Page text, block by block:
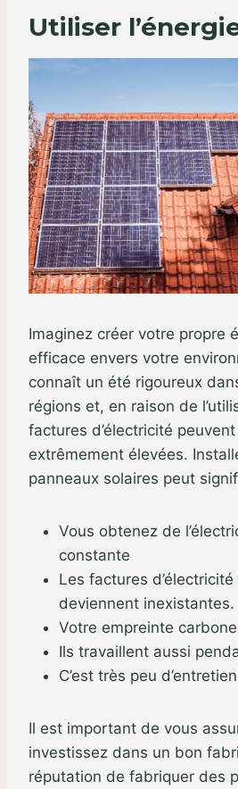
Utiliser
Imaginez créer votre propre
efficace envers votre
connaît un été rigoureux
régions et, en raison de
factures d’électricité
extrêmement élevées.
panneaux solaires peut
Vous obtenez de
constante
Les factures d’électricité
deviennent inexistantes.
Votre empreinte
Ils travaillent aussi
C’est très peu d’entretien
Il est important de vous
investissez dans un bon
réputation de fabriquer des